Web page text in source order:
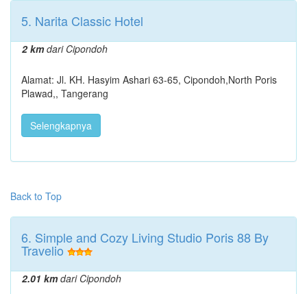
5. Narita Classic Hotel
2 kmdari Cipondoh
Alamat: Jl. KH. Hasyim Ashari 63-65, Cipondoh,North Poris
Plawad,, Tangerang
Selengkapnya
Back to Top
6. Simple and Cozy Living Studio Poris 88 By
Travelio
2.01 kmdari Cipondoh